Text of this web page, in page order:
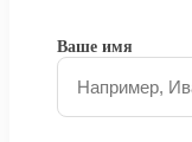
Ваше имя